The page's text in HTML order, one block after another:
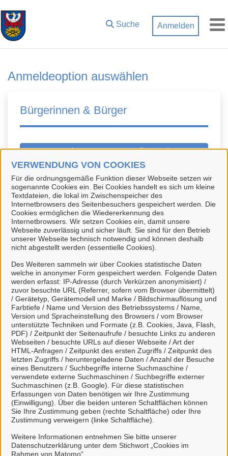
Zum Hauptinhalt springen
VERWENDUNG VON COOKIES
Für die ordnungsgemäße Funktion dieser Webseite setzen wir
sogenannte Cookies ein. Bei Cookies handelt es sich um kleine
Textdateien, die lokal im Zwischenspeicher des
Internetbrowsers des Seitenbesuchers gespeichert werden. Die
Cookies ermöglichen die Wiedererkennung des
Internetbrowsers. Wir setzen Cookies ein, damit unsere
Webseite zuverlässig und sicher läuft. Sie sind für den Betrieb
unserer Webseite technisch notwendig und können deshalb
nicht abgestellt werden (essentielle Cookies).
Des Weiteren sammeln wir über Cookies statistische Daten
welche in anonymer Form gespeichert werden. Folgende Daten
werden erfasst: IP-Adresse (durch Verkürzen anonymisiert) /
zuvor besuchte URL (Referrer, sofern vom Browser übermittelt)
/ Gerätetyp, Gerätemodell und Marke / Bildschirmauflösung und
Farbtiefe / Name und Version des Betriebssystems / Name,
Version und Spracheinstellung des Browsers / vom Browser
unterstützte Techniken und Formate (z.B. Cookies, Java, Flash,
PDF) / Zeitpunkt der Seitenaufrufe / besuchte Links zu anderen
Webseiten / besuchte URLs auf dieser Webseite / Art der
HTML-Anfragen / Zeitpunkt des ersten Zugriffs / Zeitpunkt des
letzten Zugriffs / heruntergeladene Daten / Anzahl der Besuche
eines Benutzers / Suchbegriffe interne Suchmaschine /
verwendete externe Suchmaschinen / Suchbegriffe externer
Suchmaschinen (z.B. Google). Für diese statistischen
Erfassungen von Daten benötigen wir Ihre Zustimmung
(Einwilligung). Über die beiden unteren Schaltflächen können
Sie Ihre Zustimmung geben (rechte Schaltfläche) oder Ihre
Zustimmung verweigern (linke Schaltfläche).
Weitere Informationen entnehmen Sie bitte unserer
Datenschutzerklärung unter dem Stichwort „Cookies im
Rahmen von Matomo“.
Suche Anmelden
Anmeldeoption auswählen
Bürgerinnen & Bürger
BundID-Konto erstellen oder
anmelden
Die BundID ist ein zentrales Konto zur
Identifizierung für Bürgerinnen und Bürger. Sie
können sich kostenlos registrieren. Mit einem
BundID-Konto können Sie sich in unserem Portal
anmelden.
Mit einem Klick auf "BundID-Konto erstellen oder
anmelden" haben Sie die
Datenschutzbestimmungen
zur Kenntnis
genommen und willigen der Übermittlung ihrer
Daten aus dem BundID-Konto an das Bürgerportal
Weener ein.
Erklärvideo zur Nutzung der BundID
Mit Klick aufAnzeigen des Videoswird Ihnen
das Video angezeigt und Ihre IP-Adresse
wird anhttps://www.youtube.comübermittelt.
Nähere Informationen entnehmen Sie
unsererDatenschutzerklärung
So funktioniert´s: